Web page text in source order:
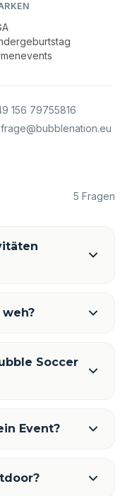
156 79755816
man?
sein?
auch im
5 Fragen
Soccer
Event?